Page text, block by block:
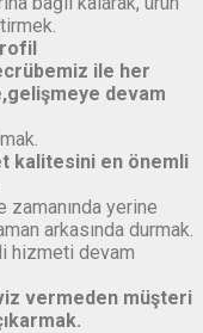
ile her
devam
kalitesini en önemli
yerine
arkasında durmak.
hizmeti devam
vermeden müşteri